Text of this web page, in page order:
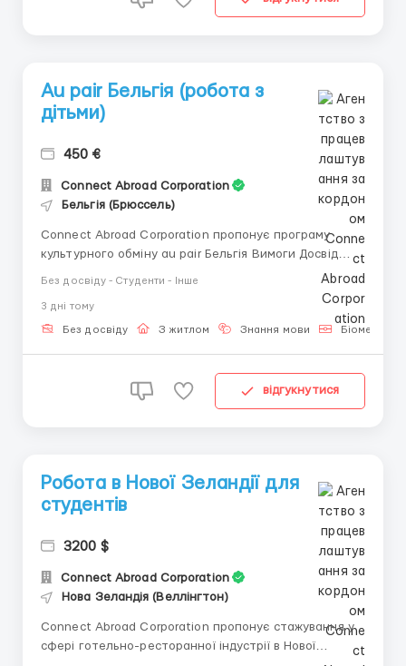
Au pair Бельгія (робота з
дітьми)
450 €
Connect Abroad Corporation
Бельгія (Брюссель)
Connect Abroad Corporation пропонує програму
культурного обміну au pair Бельгія Вимоги Досвід
приймаючої родині. Стати на якийсь час старшою
сестрою. Легкі обов'язки по дому. ...
Без досвіду - Студенти - Інше
3 днi тому
Без досвіду З житлом Знання мови
відгукнутися
Робота в Нової Зеландії для
студентів
3200 $
Connect Abroad Corporation
Нова Зеландія (Веллінгтон)
Connect Abroad Corporation пропонує стажування у
сфері готельно-ресторанної індустрії в Нової